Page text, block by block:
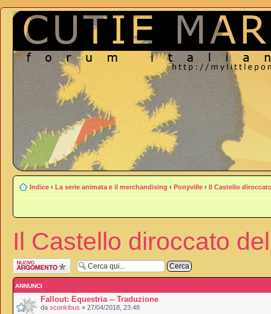
Indice ‹ La serie animata e il merchandising ‹ Ponyville ‹ Il Castello
Il Castello diroccato
Scrivi un nuovo
argomento
ANNUNCI
Fallout: Equestria -- Traduzione
da sconkibus » 27/04/2018, 23:48